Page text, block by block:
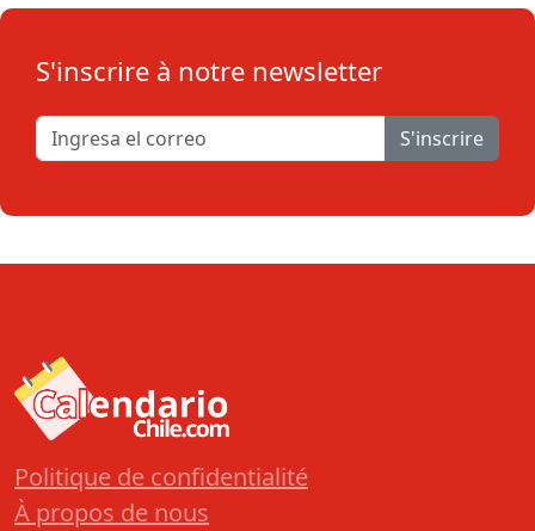
S'inscrire à notre newsletter
S'inscrire
Politique de confidentialité
À propos de nous